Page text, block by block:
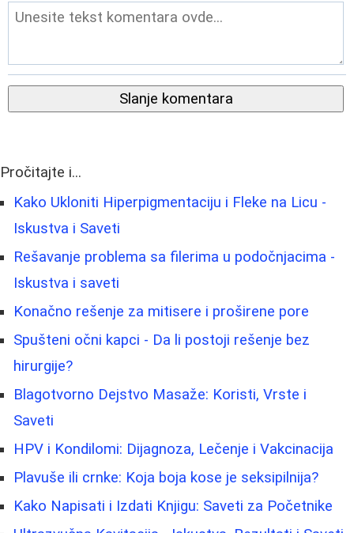
Slanje komentara
Pročitajte i...
Kako Ukloniti Hiperpigmentaciju i Fleke na Licu -
Iskustva i Saveti
Rešavanje problema sa filerima u podočnjacima -
Iskustva i saveti
Konačno rešenje za mitisere i proširene pore
Spušteni očni kapci - Da li postoji rešenje bez
hirurgije?
Blagotvorno Dejstvo Masaže: Koristi, Vrste i
Saveti
HPV i Kondilomi: Dijagnoza, Lečenje i Vakcinacija
Plavuše ili crnke: Koja boja kose je seksipilnija?
Kako Napisati i Izdati Knjigu: Saveti za Početnike